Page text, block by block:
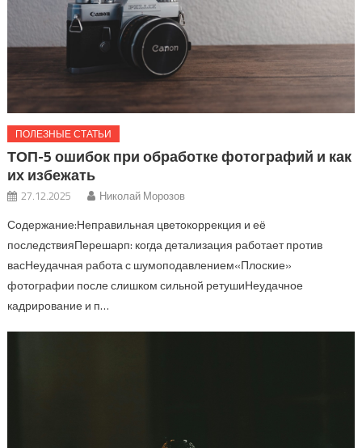
ПОЛЕЗНЫЕ СТАТЬИ
ТОП-5 ошибок при обработке фотографий и как
их избежать
27.12.2025 Николай Морозов
Содержание:Неправильная цветокоррекция и её
последствияПерешарп: когда детализация работает против
васНеудачная работа с шумоподавлением«Плоские»
фотографии после слишком сильной ретушиНеудачное
кадрирование и п…